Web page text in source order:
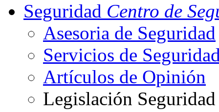
Seguridad Centro de
Asesoria de Seguridad
Servicios de
Artículos de Opinión
Legislación Seguridad